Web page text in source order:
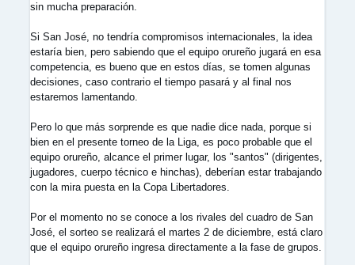
sin mucha preparación.
Si San José, no tendría compromisos internacionales, la idea
estaría bien, pero sabiendo que el equipo orureño jugará en esa
competencia, es bueno que en estos días, se tomen algunas
decisiones, caso contrario el tiempo pasará y al final nos
estaremos lamentando.
Pero lo que más sorprende es que nadie dice nada, porque si
bien en el presente torneo de la Liga, es poco probable que el
equipo orureño, alcance el primer lugar, los "santos" (dirigentes,
jugadores, cuerpo técnico e hinchas), deberían estar trabajando
con la mira puesta en la Copa Libertadores.
Por el momento no se conoce a los rivales del cuadro de San
José, el sorteo se realizará el martes 2 de diciembre, está claro
que el equipo orureño ingresa directamente a la fase de grupos.